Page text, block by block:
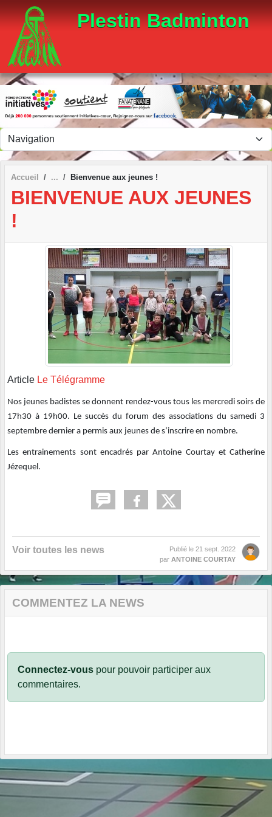
Plestin Badminton
Accueil Bienvenue aux jeunes !
BIENVENUE AUX JEUNES
!
Article Le Télégramme
Nos jeunes badistes se donnent rendez-vous tous les mercredi soirs de
17h30 à 19h00. Le succès du forum des associations du samedi 3
septembre dernier a permis aux jeunes de s’inscrire en nombre.
Les entrainements sont encadrés par Antoine Courtay et Catherine
Jézequel.
Voir toutes les news Publié le 21 sept. 2022
par ANTOINE COURTAY
COMMENTEZ LA NEWS
Connectez-vous pour pouvoir participer aux
commentaires.
Panneau de gestion des cookies